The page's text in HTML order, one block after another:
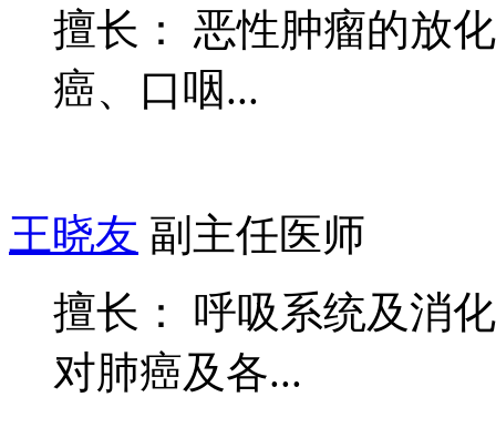
擅长： 恶性肿瘤的放
癌、口咽...
王晓友 副主任医师
擅长： 呼吸系统及消
对肺癌及各...